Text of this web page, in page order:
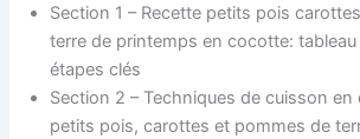
Section 1 – Recette petits pois
terre de printemps en cocotte:
étapes clés
Section 2 – Techniques de cuisson
petits pois, carottes et pommes de